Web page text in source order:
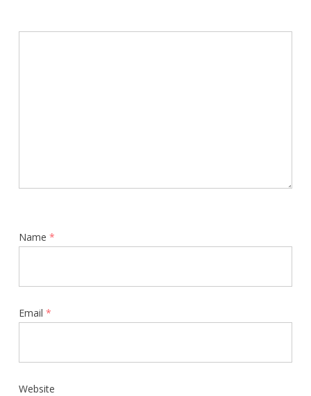
Name *
Email *
Website